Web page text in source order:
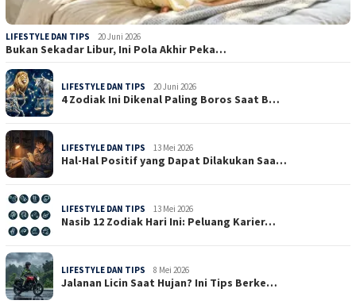
LIFESTYLE DAN TIPS 20 Juni 2026
Bukan Sekadar Libur, Ini Pola Akhir Peka…
LIFESTYLE DAN TIPS 20 Juni 2026
4 Zodiak Ini Dikenal Paling Boros Saat B…
LIFESTYLE DAN TIPS 13 Mei 2026
Hal-Hal Positif yang Dapat Dilakukan Saa…
LIFESTYLE DAN TIPS 13 Mei 2026
Nasib 12 Zodiak Hari Ini: Peluang Karier…
LIFESTYLE DAN TIPS 8 Mei 2026
Jalanan Licin Saat Hujan? Ini Tips Berke…